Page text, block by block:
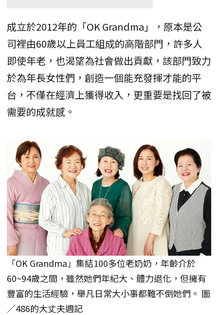
成立於2012年的「OK Grandma」，原本是公
司裡由60歲以上員工組成的高階部門，許多人
即使年老，也渴望為社會做出貢獻，該部門致力
於為年長女性們，創造一個能充發揮才能的平
台，不僅在經濟上獲得收入，更重要是找回了被
需要的成就感。
「OK Grandma」集結100多位老奶奶，年齡介於
60~94歲之間，雖然她們年紀大、體力退化，但擁有
豐富的生活經驗，舉凡日常大小事都難不倒她們。 圖
／486的大丈夫週記